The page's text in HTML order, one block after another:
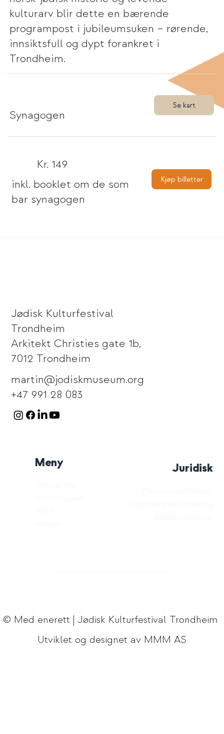
kulturarv blir dette en bærende
programpost i jubileumsuken – rørende,
innsiktsfull og dypt forankret i
Trondheim.
Synagogen
Se kart
inkl. booklet om de som
bar synagogen
Kr. 149
Kjøp billetter
Meny
Jødisk Kulturfestival
Trondheim
Arkitekt Christies gate 1b,
7012 Trondheim
martin@jodiskmuseum.org
+47 991 28 083
Juridisk
© Med enerett | Jødisk Kulturfestival Trondheim
Utviklet og designet av MMM AS